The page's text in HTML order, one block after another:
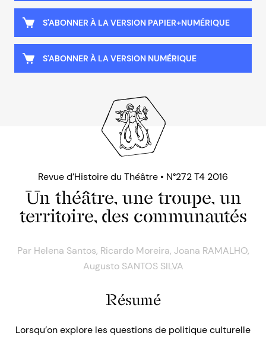
S'ABONNER À LA VERSION PAPIER+NUMÉRIQUE
S'ABONNER À LA VERSION NUMÉRIQUE
Revue d’Histoire du Théâtre • N°272 T4 2016
Un théâtre, une troupe, un
territoire, des communautés
Par Helena Santos, Ricardo Moreira, Joana RAMALHO,
Augusto SANTOS SILVA
Résumé
Lorsqu’on explore les questions de politique culturelle